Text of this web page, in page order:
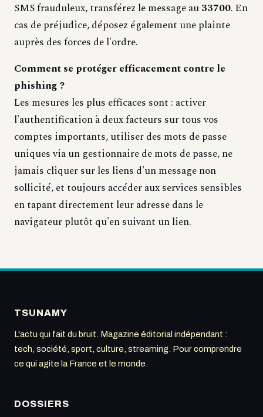
SMS frauduleux, transférez le message au33700. En
cas de préjudice, déposez également une plainte
auprès des forces de l'ordre.
Comment se protéger efficacement contre le
phishing ?
Les mesures les plus efficaces sont : activer
l'authentification à deux facteurs sur tous vos
comptes importants, utiliser des mots de passe
uniques via un gestionnaire de mots de passe, ne
jamais cliquer sur les liens d'un message non
sollicité, et toujours accéder aux services sensibles
en tapant directement leur adresse dans le
navigateur plutôt qu'en suivant un lien.
TSUNAMY
L'actu qui fait du bruit. Magazine éditorial indépendant :
tech, société, sport, culture, streaming. Pour comprendre
ce qui agite la France et le monde.
DOSSIERS